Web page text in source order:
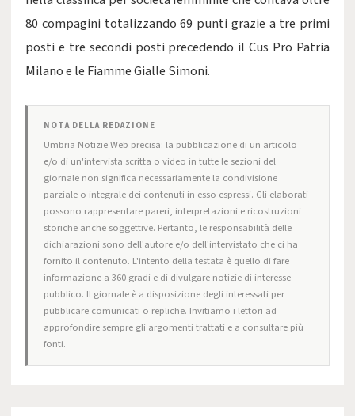
80 compagini totalizzando 69 punti grazie a tre primi
posti e tre secondi posti precedendo il Cus Pro Patria
Milano e le Fiamme Gialle Simoni.
NOTA DELLA REDAZIONE
Umbria Notizie Web precisa: la pubblicazione di un articolo
e/o di un'intervista scritta o video in tutte le sezioni del
giornale non significa necessariamente la condivisione
parziale o integrale dei contenuti in esso espressi. Gli elaborati
possono rappresentare pareri, interpretazioni e ricostruzioni
storiche anche soggettive. Pertanto, le responsabilità delle
dichiarazioni sono dell'autore e/o dell'intervistato che ci ha
fornito il contenuto. L'intento della testata è quello di fare
informazione a 360 gradi e di divulgare notizie di interesse
pubblico. Il giornale è a disposizione degli interessati per
pubblicare comunicati o repliche. Invitiamo i lettori ad
approfondire sempre gli argomenti trattati e a consultare più
fonti.